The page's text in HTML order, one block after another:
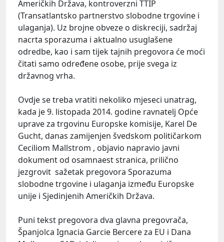
Američkih Država, kontroverzni TTIP
(Transatlantsko partnerstvo slobodne trgovine i
ulaganja). Uz brojne obveze o diskreciji, sadržaj
nacrta sporazuma i aktualno usuglašene
odredbe, kao i sam tijek tajnih pregovora će moći
čitati samo određene osobe, prije svega iz
državnog vrha.
Ovdje se treba vratiti nekoliko mjeseci unatrag,
kada je 9. listopada 2014. godine ravnatelj Opće
uprave za trgovinu Europske komisije, Karel De
Gucht, danas zamijenjen švedskom političarkom
Ceciliom Mallstrom , objavio napravio javni
dokument od osamnaest stranica, prilično
jezgrovit sažetak pregovora Sporazuma
slobodne trgovine i ulaganja između Europske
unije i Sjedinjenih Američkih Država.
Puni tekst pregovora dva glavna pregovrača,
Španjolca Ignacia Garcie Bercere za EU i Dana